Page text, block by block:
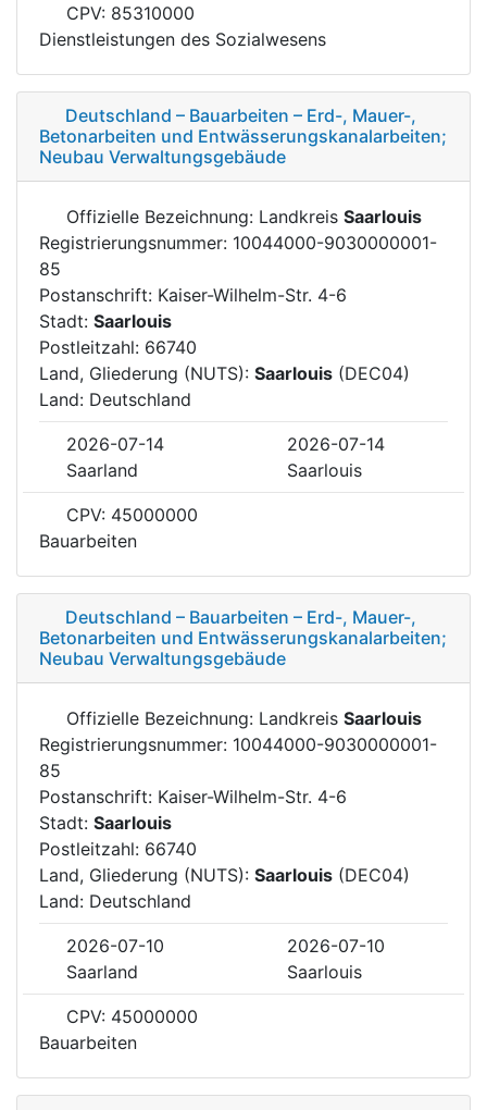
CPV: 85310000
Dienstleistungen des Sozialwesens
Deutschland – Bauarbeiten – Erd-, Mauer-,
Betonarbeiten und Entwässerungskanalarbeiten;
Neubau Verwaltungsgebäude
Offizielle Bezeichnung: Landkreis Saarlouis
Registrierungsnummer: 10044000-9030000001-
85
Postanschrift: Kaiser-Wilhelm-Str. 4-6
Stadt: Saarlouis
Postleitzahl: 66740
Land, Gliederung (NUTS): Saarlouis (DEC04)
Land: Deutschland
2026-07-14
2026-07-14
Saarland
Saarlouis
CPV: 45000000
Bauarbeiten
Deutschland – Bauarbeiten – Erd-, Mauer-,
Betonarbeiten und Entwässerungskanalarbeiten;
Neubau Verwaltungsgebäude
Offizielle Bezeichnung: Landkreis Saarlouis
Registrierungsnummer: 10044000-9030000001-
85
Postanschrift: Kaiser-Wilhelm-Str. 4-6
Stadt: Saarlouis
Postleitzahl: 66740
Land, Gliederung (NUTS): Saarlouis (DEC04)
Land: Deutschland
2026-07-10
2026-07-10
Saarland
Saarlouis
CPV: 45000000
Bauarbeiten